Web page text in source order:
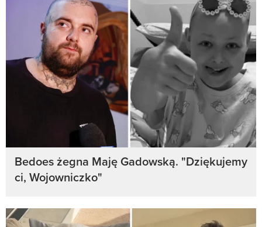
Bedoes żegna Maję Gadowską. "Dziękujemy
ci, Wojowniczko"